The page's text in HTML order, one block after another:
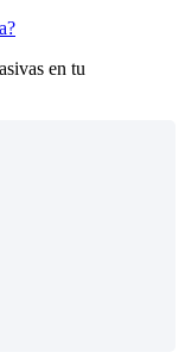
en tu